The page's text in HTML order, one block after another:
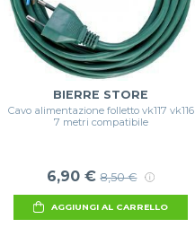
BIERRE STORE
Cavo alimentazione folletto vk117 vk116
7 metri compatibile
6,90 € 8,50 €
AGGIUNGI AL CARRELLO